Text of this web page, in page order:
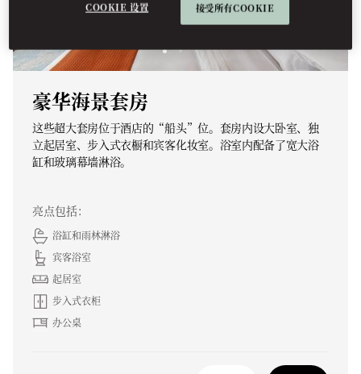
豪华海景套房
这些超大套房位于酒店的“船头”位。套房内设大卧室、独
立起居室、步入式衣橱和宾客化妆室。浴室内配备了宽大浴
缸和玻璃幕墙淋浴。
亮点包括：
浴缸和雨林淋浴
宾客浴室
起居室
步入式衣柜
办公桌
COOKIE 设置 接受所有COOKIE